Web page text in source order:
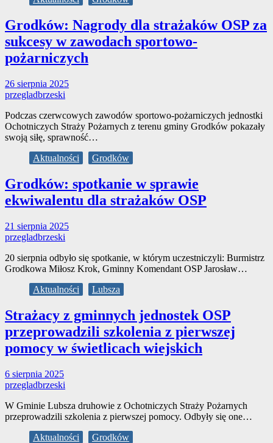
Grodków: Nagrody dla strażaków OSP za
sukcesy w zawodach sportowo-
pożarniczych
26 sierpnia 2025
przegladbrzeski
Podczas czerwcowych zawodów sportowo-pożarniczych jednostki
Ochotniczych Straży Pożarnych z terenu gminy Grodków pokazały
swoją siłę, sprawność…
Aktualności
Grodków
Grodków: spotkanie w sprawie
ekwiwalentu dla strażaków OSP
21 sierpnia 2025
przegladbrzeski
20 sierpnia odbyło się spotkanie, w którym uczestniczyli: Burmistrz
Grodkowa Miłosz Krok, Gminny Komendant OSP Jarosław…
Aktualności
Lubsza
Strażacy z gminnych jednostek OSP
przeprowadzili szkolenia z pierwszej
pomocy w świetlicach wiejskich
6 sierpnia 2025
przegladbrzeski
W Gminie Lubsza druhowie z Ochotniczych Straży Pożarnych
przeprowadzili szkolenia z pierwszej pomocy. Odbyły się one…
Aktualności
Grodków